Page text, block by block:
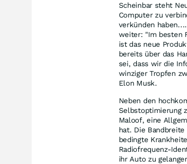
Scheinbar steht
Computer zu
verkünden
weiter: "Im besten
ist das neue
bereits über das
sei, dass wir die
winziger Tropfen
Elon Musk.
Neben den
Selbstoptimierung
Maloof, eine
hat. Die
bedingte
Radiofrequenz-
ihr Auto zu